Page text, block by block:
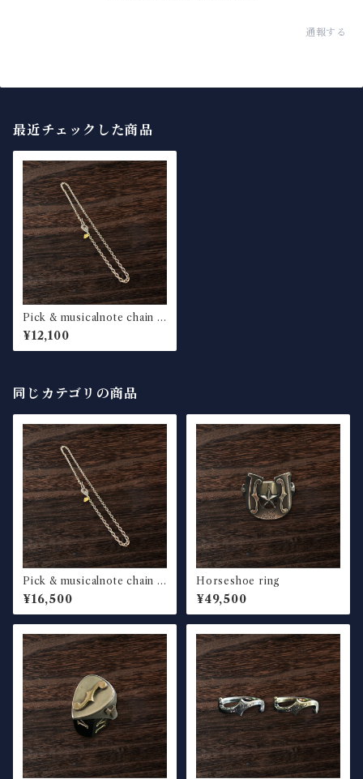
通報する
最近チェックした商品
Pick & musicalnote chain n
ecklace thin
¥12,100
同じカテゴリの商品
Pick & musicalnote chain n
ecklace fat
¥16,500
Horseshoe ring
¥49,500